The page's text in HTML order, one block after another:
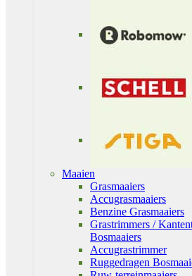
Maaien
Grasmaaiers
Accugrasmaaiers
Benzine Grasmaaiers
Grastrimmers /
Bosmaaiers
Accugrastrimmer
Ruggedragen